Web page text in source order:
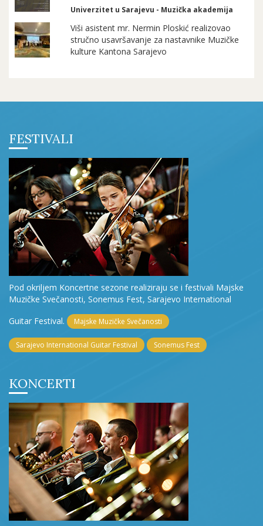
Univerzitet u Sarajevu - Muzička akademija
Viši asistent mr. Nermin Ploskić realizovao
stručno usavršavanje za nastavnike Muzičke
kulture Kantona Sarajevo
FESTIVALI
Pod okriljem Koncertne sezone realiziraju se i festivali Majske
Muzičke Svečanosti, Sonemus Fest, Sarajevo International
Guitar Festival.
Majske Muzičke Svečanosti
Sarajevo International Guitar Festival Sonemus Fest
KONCERTI